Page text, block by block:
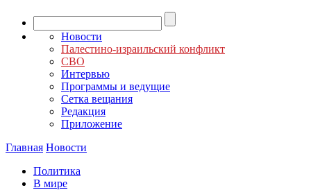
Новости
Палестино-израильский конфликт
СВО
Интервью
Программы и ведущие
Сетка вещания
Редакция
Приложение
Главная Новости
Политика
В мире